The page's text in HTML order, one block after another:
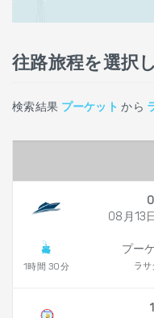
往路旅程を選択
検索結果 プーケット から
1時間 30分
08月13
プー
ラサ